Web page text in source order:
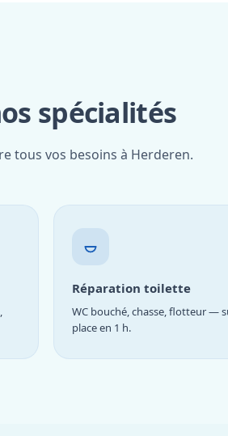
spécialités
tous vos besoins à Herderen.
Réparation toilette
WC bouché, chasse, flotteur —
place en 1 h.